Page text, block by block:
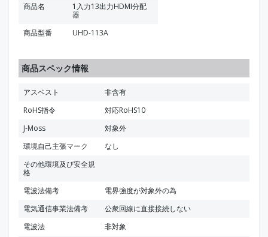
商品名
1入力13出力HDMI分配
器
商品型番
UHD-113A
商品スペック情報
アスベスト
非含有
RoHS指令
対応RoHS10
J-Moss
対象外
環境自己主張マーク
なし
その他環境及び安全規
格
電波法備考
電界強度が対象外の為
電気通信事業法備考
公衆回線に直接接続しない
電波法
非対象